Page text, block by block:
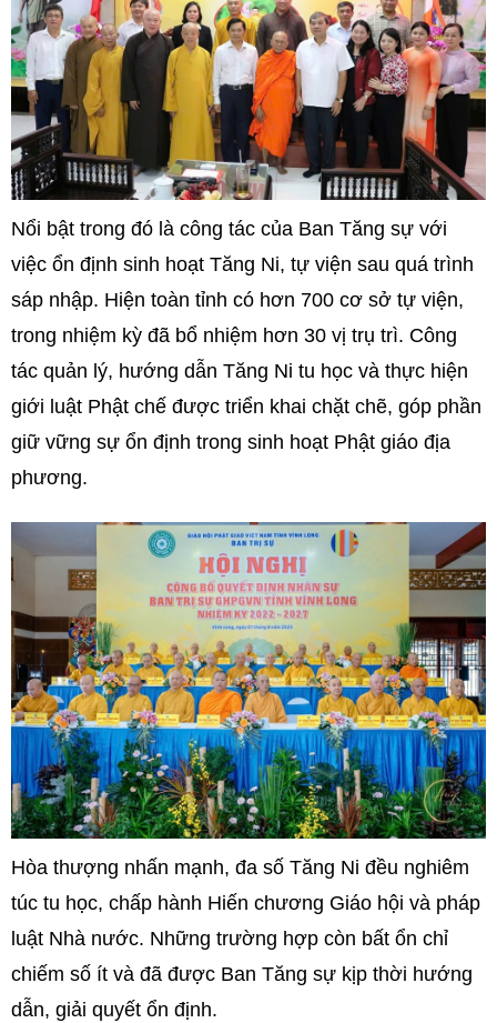
Nổi bật trong đó là công tác của Ban Tăng sự với
việc ổn định sinh hoạt Tăng Ni, tự viện sau quá trình
sáp nhập. Hiện toàn tỉnh có hơn 700 cơ sở tự viện,
trong nhiệm kỳ đã bổ nhiệm hơn 30 vị trụ trì. Công
tác quản lý, hướng dẫn Tăng Ni tu học và thực hiện
giới luật Phật chế được triển khai chặt chẽ, góp phần
giữ vững sự ổn định trong sinh hoạt Phật giáo địa
phương.
Hòa thượng nhấn mạnh, đa số Tăng Ni đều nghiêm
túc tu học, chấp hành Hiến chương Giáo hội và pháp
luật Nhà nước. Những trường hợp còn bất ổn chỉ
chiếm số ít và đã được Ban Tăng sự kịp thời hướng
dẫn, giải quyết ổn định.